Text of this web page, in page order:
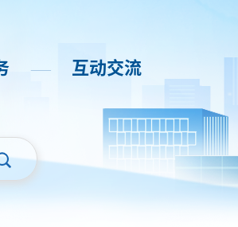
—— 互动交流